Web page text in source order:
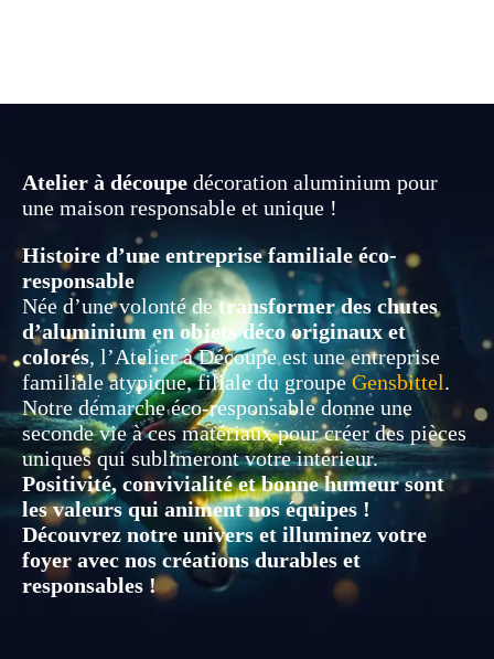
Atelier à découpe décoration aluminium pour
une maison responsable et unique !
Histoire d’une entreprise familiale éco-
responsable
Née d’une volonté detransformer des chutes
d’aluminium en objets déco originaux et
colorés, l’Atelier à Découpe est une entreprise
familiale atypique, filiale du groupeGensbittel.
Notre démarche éco-responsable donne une
seconde vie à ces matériaux pour créer des pièces
uniques qui sublimeront votre intérieur.
Positivité, convivialité et bonne humeur sont
les valeurs qui animent nos équipes !
Découvrez notre univers et illuminez votre
foyer avec nos créations durables et
responsables !